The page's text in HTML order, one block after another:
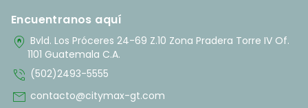
Encuentranos aquí
home_pin Bvld. Los Próceres 24-69 Z.10 Zona Pradera Torre IV Of.
1101 Guatemala C.A.
phone_in_talk (502)2493-5555
mail contacto@citymax-gt.com